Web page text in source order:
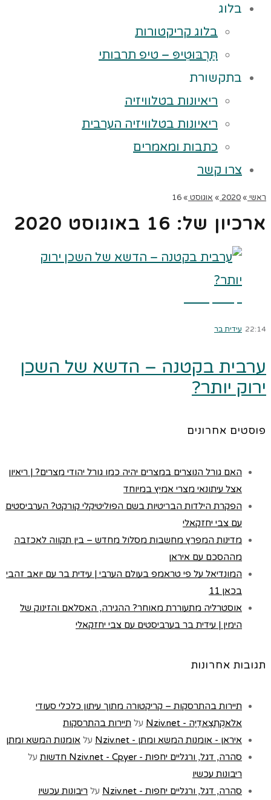
בלוג
בלוג קריקטורות
תַּרְבּוּטִיפּ – טיפ תרבותי
בתקשורת
ריאיונות בטלוויזיה
ריאיונות בטלוויזיה הערבית
כתבות ומאמרים
צרו קשר
ראשי »
2020
» אוגוסט »
16
ארכיון של: 16 באוגוסט 2020
22:14 עידית בר
ערבית בקטנה – הדשא של השכן
ירוק יותר?
פוסטים אחרונים
האם גורל הנוצרים במצרים יהיה כמו גורל יהודי מצרים? | ריאיון
אצל עיתונאי מצרי אמיץ במיוחד
הפקרת הילדות הבריטיות בשם הפוליטיקלי קורקט? הערביסטים
עם צבי יחזקאלי
מדינות המפרץ מחשבות מסלול מחדש – בין תקווה לאכזבה
מההסכם עם איראן
המונדיאל על פי טראמפ בעולם הערבי | עידית בר עם יואב זהבי
בכאן 11
אוסטרליה מתעוררת מאוחר? ההגירה, האסלאם והזינוק של
הימין | עידית בר בערביסטים עם צבי יחזקאלי
תגובות אחרונות
תיירות בהתרסקות – קריקטורה מתוך עיתון כלכלי סעודי
אלאקְתִצַאדִיַה - Nziv.net
על תיירות בהתרסקות
איראן - אומנות המשא ומתן - Nziv.net
על אומנות המשא ומתן
סהרה, דגל, ורגליים יחפות - Nziv.net - Cpyer חדשות
על
ריבונות עכשיו
סהרה, דגל, ורגליים יחפות - Nziv.net
על ריבונות עכשיו